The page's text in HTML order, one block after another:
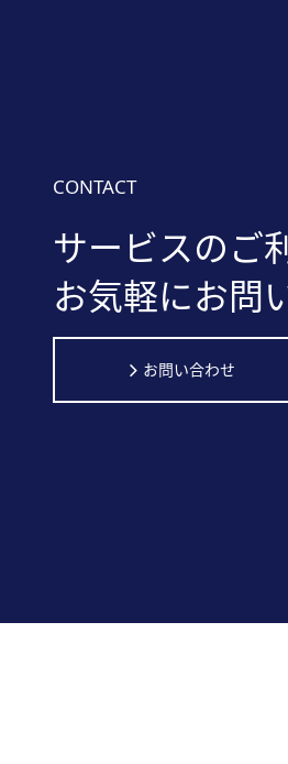
CONTACT
サービスのご
お気軽にお問
お問い合わせ